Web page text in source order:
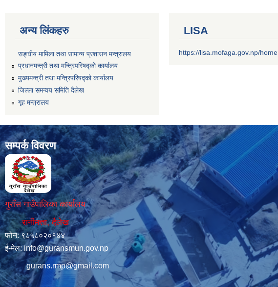
अन्य लिंकहरु
सङ्‍घीय मामिला तथा सामान्य प्रशासन मन्त्रालय
प्रधानमन्त्री तथा मन्त्रिपरिषद्को कार्यालय
मुख्यमन्त्री तथा मन्त्रिपरिषद्को कार्यालय
जिल्ला समन्वय समिति दैलेख
गृह मन्त्रालय
LISA
https://lisa.mofaga.gov.np/home
सम्पर्क विवरण
गुराँस गाउँपालिका कार्यालय
रानीमत्ता, दैलेख
फोन: ९८५८०२०१४४
ई-मेल:info@guransmun.gov.np
gurans.rmp@gmail.com